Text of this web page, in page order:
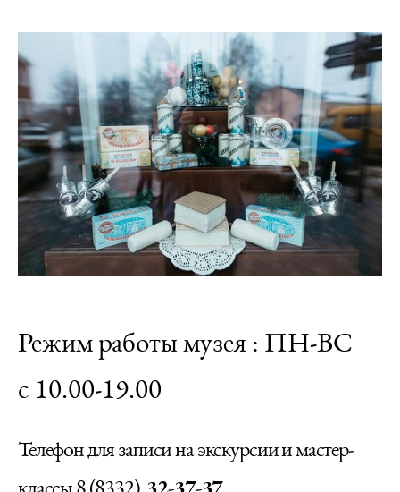
Режим работы музея : ПН-ВС
с 10.00-19.00
Телефон для записи на экскурсии и мастер-